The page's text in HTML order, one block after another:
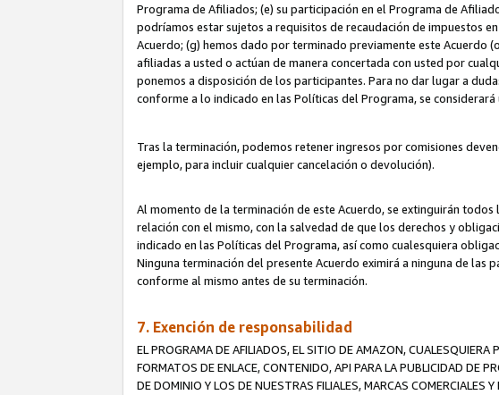
Programa de Afiliados; (e) su participación en el Programa de
podríamos estar sujetos a requisitos de recaudación de impuestos
Acuerdo; (g) hemos dado por terminado previamente este Acuerdo
afiliadas a usted o actúan de manera concertada con usted por
ponemos a disposición de los participantes. Para no dar lugar a
conforme a lo indicado en las Políticas del Programa, se
Tras la terminación, podemos retener ingresos por comisiones
ejemplo, para incluir cualquier cancelación o devolución).
Al momento de la terminación de este Acuerdo, se extinguirán
relación con el mismo, con la salvedad de que los derechos y
indicado en las Políticas del Programa, así como cualesquiera
Ninguna terminación del presente Acuerdo eximirá a ninguna de
conforme al mismo antes de su terminación.
7. Exención de responsabilidad
EL PROGRAMA DE AFILIADOS, EL SITIO DE AMAZON,
FORMATOS DE ENLACE, CONTENIDO, API PARA LA PUBLICIDAD DE
DE DOMINIO Y LOS DE NUESTRAS FILIALES, MARCAS